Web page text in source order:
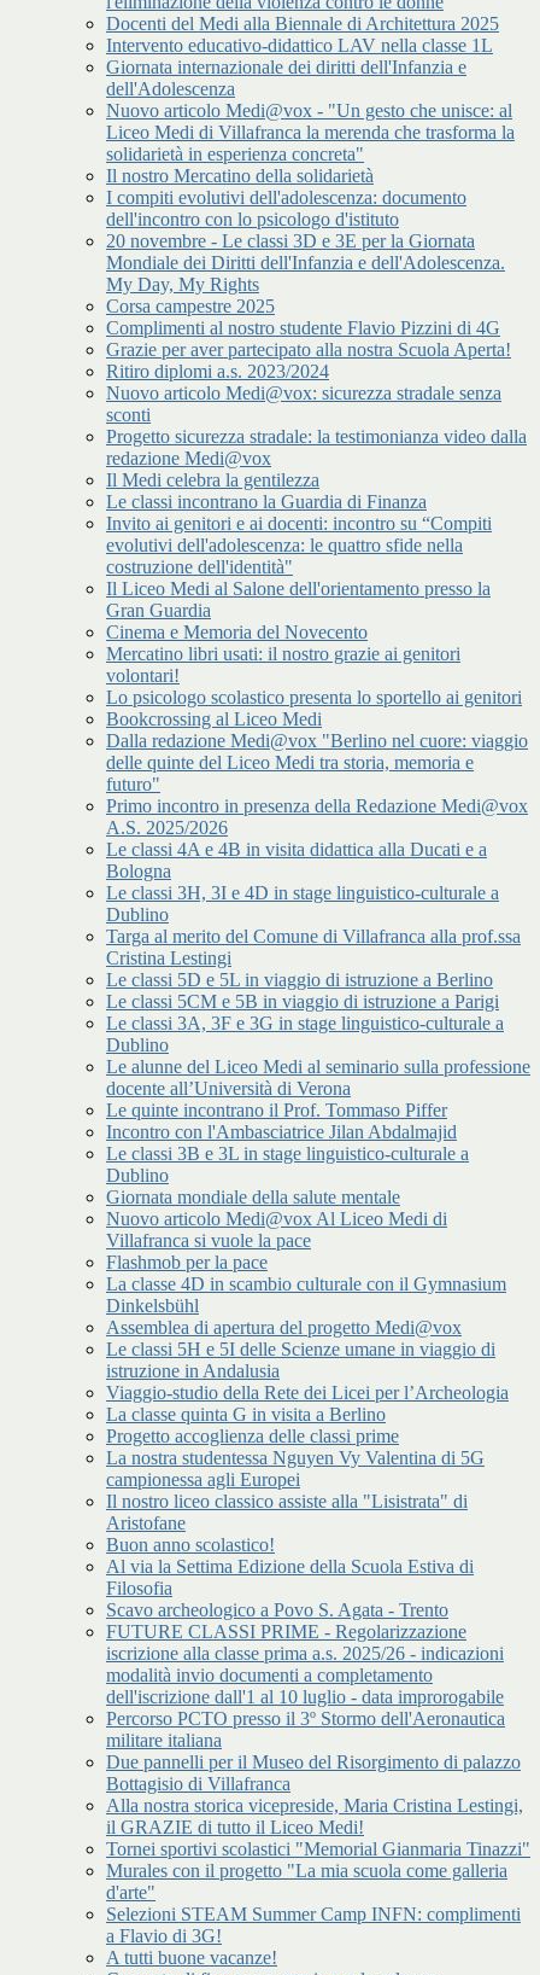
Docenti del Medi alla Biennale di Architettura 2025
Intervento educativo-didattico LAV nella classe 1L
Giornata internazionale dei diritti dell'Infanzia e
dell'Adolescenza
Nuovo articolo Medi@vox - "Un gesto che unisce: al
Liceo Medi di Villafranca la merenda che trasforma la
solidarietà in esperienza concreta"
Il nostro Mercatino della solidarietà
I compiti evolutivi dell'adolescenza: documento
dell'incontro con lo psicologo d'istituto
20 novembre - Le classi 3D e 3E per la Giornata
Mondiale dei Diritti dell'Infanzia e dell'Adolescenza.
My Day, My Rights
Corsa campestre 2025
Complimenti al nostro studente Flavio Pizzini di 4G
Grazie per aver partecipato alla nostra Scuola Aperta!
Ritiro diplomi a.s. 2023/2024
Nuovo articolo Medi@vox: sicurezza stradale senza
sconti
Progetto sicurezza stradale: la testimonianza video dalla
redazione Medi@vox
Il Medi celebra la gentilezza
Le classi incontrano la Guardia di Finanza
Invito ai genitori e ai docenti: incontro su “Compiti
evolutivi dell'adolescenza: le quattro sfide nella
costruzione dell'identità"
Il Liceo Medi al Salone dell'orientamento presso la
Gran Guardia
Cinema e Memoria del Novecento
Mercatino libri usati: il nostro grazie ai genitori
volontari!
Lo psicologo scolastico presenta lo sportello ai genitori
Bookcrossing al Liceo Medi
Dalla redazione Medi@vox "Berlino nel cuore: viaggio
delle quinte del Liceo Medi tra storia, memoria e
futuro"
Primo incontro in presenza della Redazione Medi@vox
A.S. 2025/2026
Le classi 4A e 4B in visita didattica alla Ducati e a
Bologna
Le classi 3H, 3I e 4D in stage linguistico-culturale a
Dublino
Targa al merito del Comune di Villafranca alla prof.ssa
Cristina Lestingi
Le classi 5D e 5L in viaggio di istruzione a Berlino
Le classi 5CM e 5B in viaggio di istruzione a Parigi
Le classi 3A, 3F e 3G in stage linguistico-culturale a
Dublino
Le alunne del Liceo Medi al seminario sulla professione
docente all’Università di Verona
Le quinte incontrano il Prof. Tommaso Piffer
Incontro con l'Ambasciatrice Jilan Abdalmajid
Le classi 3B e 3L in stage linguistico-culturale a
Dublino
Giornata mondiale della salute mentale
Nuovo articolo Medi@vox Al Liceo Medi di
Villafranca si vuole la pace
Flashmob per la pace
La classe 4D in scambio culturale con il Gymnasium
Dinkelsbühl
Assemblea di apertura del progetto Medi@vox
Le classi 5H e 5I delle Scienze umane in viaggio di
istruzione in Andalusia
Viaggio-studio della Rete dei Licei per l’Archeologia
La classe quinta G in visita a Berlino
Progetto accoglienza delle classi prime
La nostra studentessa Nguyen Vy Valentina di 5G
campionessa agli Europei
Il nostro liceo classico assiste alla "Lisistrata" di
Aristofane
Buon anno scolastico!
Al via la Settima Edizione della Scuola Estiva di
Filosofia
Scavo archeologico a Povo S. Agata - Trento
FUTURE CLASSI PRIME - Regolarizzazione
iscrizione alla classe prima a.s. 2025/26 - indicazioni
modalità invio documenti a completamento
dell'iscrizione dall'1 al 10 luglio - data improrogabile
Percorso PCTO presso il 3º Stormo dell'Aeronautica
militare italiana
Due pannelli per il Museo del Risorgimento di palazzo
Bottagisio di Villafranca
Alla nostra storica vicepreside, Maria Cristina Lestingi,
il GRAZIE di tutto il Liceo Medi!
Tornei sportivi scolastici "Memorial Gianmaria Tinazzi"
Murales con il progetto "La mia scuola come galleria
d'arte"
Selezioni STEAM Summer Camp INFN: complimenti
a Flavio di 3G!
A tutti buone vacanze!